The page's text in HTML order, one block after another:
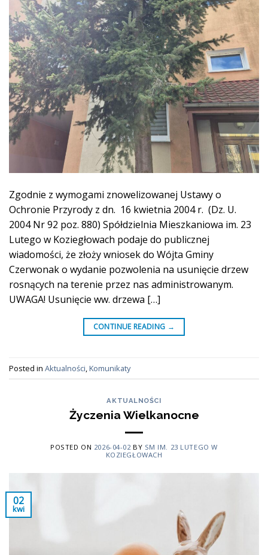
Zgodnie z wymogami znowelizowanej Ustawy o
Ochronie Przyrody z dn. 16 kwietnia 2004 r. (Dz. U.
2004 Nr 92 poz. 880) Spółdzielnia Mieszkaniowa im. 23
Lutego w Koziegłowach podaje do publicznej
wiadomości, że złoży wniosek do Wójta Gminy
Czerwonak o wydanie pozwolenia na usunięcie drzew
rosnących na terenie przez nas administrowanym.
UWAGA! Usunięcie ww. drzewa […]
CONTINUE READING →
Posted in Aktualności Komunikaty
AKTUALNOŚCI
Życzenia Wielkanocne
POSTED ON 2026-04-02 BY SM IM. 23 LUTEGO W
KOZIEGŁOWACH
02
kwi